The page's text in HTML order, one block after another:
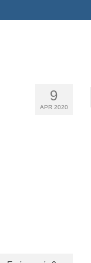
9
APR 2020